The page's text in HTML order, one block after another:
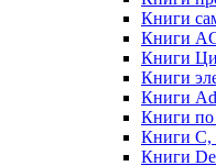
Книги
Книги
Книги
Книги
Книги
Книги по
Книги C,
Книги